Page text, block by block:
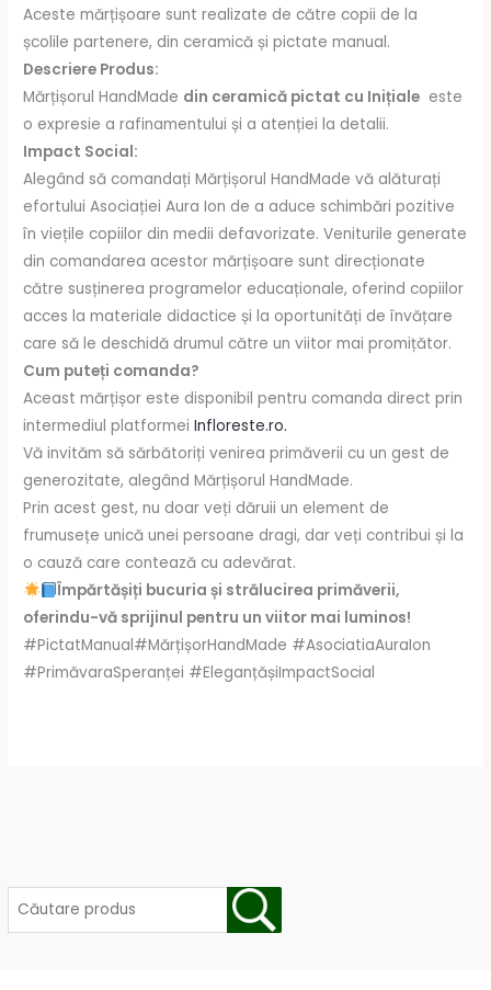
Aceste mărțișoare sunt realizate de către copii de la
școlile partenere, din ceramică și pictate manual.
Descriere Produs:
Mărțișorul HandMade din ceramică pictat cu Inițiale este
o expresie a rafinamentului și a atenției la detalii.
Impact Social:
Alegând să comandați Mărțișorul HandMade vă alăturați
efortului Asociației Aura Ion de a aduce schimbări pozitive
în viețile copiilor din medii defavorizate. Veniturile generate
din comandarea acestor mărțișoare sunt direcționate
către susținerea programelor educaționale, oferind copiilor
acces la materiale didactice și la oportunități de învățare
care să le deschidă drumul către un viitor mai promițător.
Cum puteți comanda?
Aceast mărțișor este disponibil pentru comanda direct prin
intermediul platformeiInfloreste.ro.
Vă invităm să sărbătoriți venirea primăverii cu un gest de
generozitate, alegând Mărțișorul HandMade.
Prin acest gest, nu doar veți dăruii un element de
frumusețe unică unei persoane dragi, dar veți contribui și la
o cauză care contează cu adevărat.
Împărtășiți bucuria și strălucirea primăverii,
oferindu-vă sprijinul pentru un viitor mai luminos!
#PictatManual#MărțișorHandMade #AsociatiaAuraIon
#PrimăvaraSperanței #EleganțășiImpactSocial